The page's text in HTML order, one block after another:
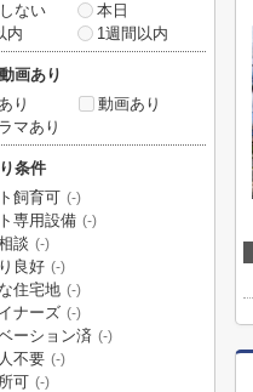
ない
本日
内
1週間以内
画あり
り
動画あり
マあり
条件
飼育可 (-)
専用設備 (-)
談 (-)
良好 (-)
住宅地 (-)
ナーズ (-)
ーション済 (-)
不要 (-)
可 (-)